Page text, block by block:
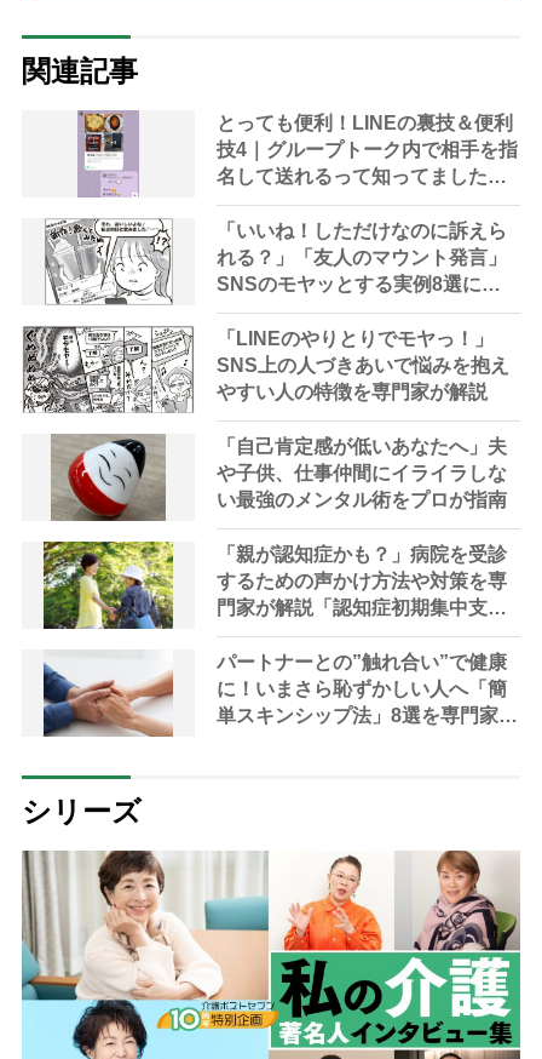
関連記事
とっても便利！LINEの裏技＆便利
技4｜グループトーク内で相手を指
名して送れるって知ってました
か？
「いいね！しただけなのに訴えら
れる？」「友人のマウント発言」
SNSのモヤッとする実例8選に専
門家がアドバイス
「LINEのやりとりでモヤっ！」
SNS上の人づきあいで悩みを抱え
やすい人の特徴を専門家が解説
「自己肯定感が低いあなたへ」夫
や子供、仕事仲間にイライラしな
い最強のメンタル術をプロが指南
「親が認知症かも？」病院を受診
するための声かけ方法や対策を専
門家が解説「認知症初期集中支援
チームを活用する手も」
パートナーとの”触れ合い”で健康
に！いまさら恥ずかしい人へ「簡
単スキンシップ法」8選を専門家が
シリーズ